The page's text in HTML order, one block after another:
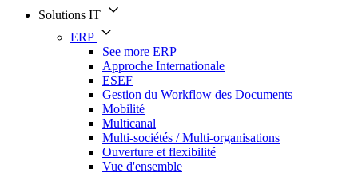
Solutions IT
ERP
See more ERP
Approche Internationale
ESEF
Gestion du Workflow des Documents
Mobilité
Multicanal
Multi-sociétés / Multi-organisations
Ouverture et flexibilité
Vue d'ensemble